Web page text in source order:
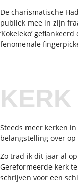
De charismatische
publiek mee in zijn
‘Kokeleko’
fenomenale
KERK
Steeds meer kerken
belangstelling over
Zo trad ik dit jaar al
Gereformeerde kerk
schrijven voor een